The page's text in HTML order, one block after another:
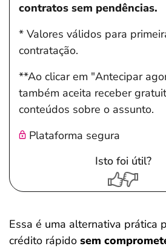
contratos sem pendências.
* Valores válidos para
contratação.
**Ao clicar em "Antecipar
também aceita receber
conteúdos sobre o assunto.
Plataforma segura
Isto foi útil?
Essa é uma alternativa prática
crédito rápido sem